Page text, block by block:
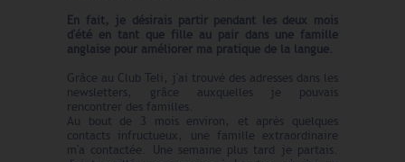
En fait, je désirais partir pendant les deux mois
d'été en tant que fille au pair dans une famille
anglaise pour améliorer ma pratique de la langue.
Grâce au Club Teli, j'ai trouvé des adresses dans les
newsletters, grâce auxquelles je pouvais
rencontrer des familles.
Au bout de 3 mois environ, et après quelques
contacts infructueux, une famille extraordinaire
m'a contactée. Une semaine plus tard je partais.